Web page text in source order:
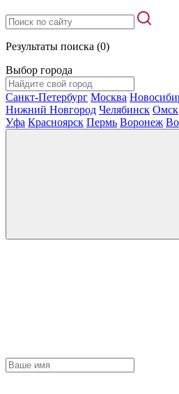
Результаты поиска (0)
Выбор города
Санкт-Петербург Москва
Нижний Новгород Челябинск Омск
Уфа Красноярск Пермь Воронеж